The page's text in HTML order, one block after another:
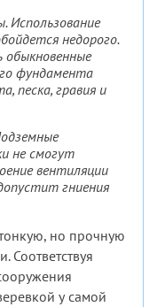
Использование
недорого.
фундамента
песка, гравия и
не смогут
вентиляции
гниения
но прочную
Соответствуя
у самой